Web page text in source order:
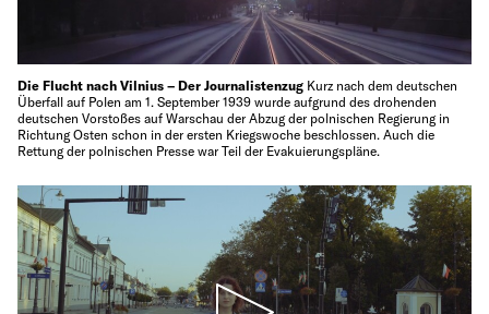
Die Flucht nach Vilnius – Der Journalistenzug Kurz nach dem deutschen
Überfall auf Polen am 1. September 1939 wurde aufgrund des drohenden
deutschen Vorstoßes auf Warschau der Abzug der polnischen Regierung in
Richtung Osten schon in der ersten Kriegswoche beschlossen. Auch die
Rettung der polnischen Presse war Teil der Evakuierungspläne.